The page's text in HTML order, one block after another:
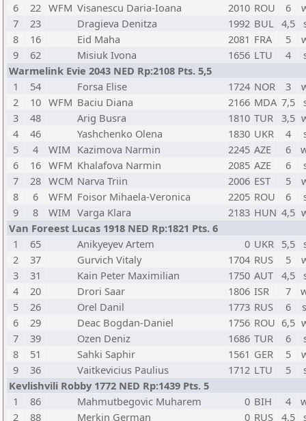
6
22 WFM Visanescu Daria-Ioana 2010 ROU 6
7
23 Dragieva Denitza 1992 BUL 4,5
8
16 Eid Maha 2081 FRA 5
9
62 Misiuk Ivona 1656 LTU 4
Warmelink Evie 2043 NED Rp:2108 Pts. 5,5
1
54 Forsa Elise 1724 NOR 3
2
10 WFM Baciu Diana 2166 MDA 7,5
3
48 Arig Busra 1810 TUR 3,5
4
46 Yashchenko Olena 1830 UKR 4
5
4 WIM Kazimova Narmin 2245 AZE 6
6
16 WFM Khalafova Narmin 2085 AZE 6
7
28 WCM Narva Triin 2006 EST 5
8
6 WFM Foisor Mihaela-Veronica 2205 ROU 6
9
8 WIM Varga Klara 2183 HUN 4,5
Van Foreest Lucas 1918 NED Rp:1821 Pts. 6
1
65 Anikyeyev Artem 0 UKR 5,5
2
37 Gurvich Vitaly 1704 RUS 5
3
31 Kain Peter Maximilian 1750 AUT 4,5
4
20 Drori Saar 1806 ISR 7
5
26 Orel Danil 1773 RUS 6
6
29 Deac Bogdan-Daniel 1756 ROU 6,5
7
39 Ozen Deniz 1686 TUR 6
8
51 Sahki Saphir 1561 GER 5
9
36 Vaitkevicius Paulius 1712 LTU 5
Kevlishvili Robby 1772 NED Rp:1439 Pts. 5
1
86 Mahmutbegovic Muharem 0 BIH 4
2
88 Merkin German 0 RUS 4,5